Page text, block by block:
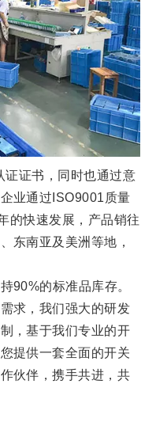
证证书，同时也通过意
企业通过ISO9001质量
的快速发展，产品销往
东南亚及美洲等地 ，
90%的标准品库存。
求，我们强大的研发
，基于我们专业的开
提供一套全面的开关
伙伴，携手共进 ，共